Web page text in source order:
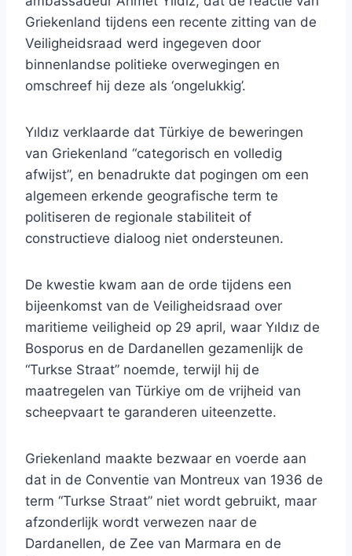
Griekenland tijdens een recente zitting van de
Veiligheidsraad werd ingegeven door
binnenlandse politieke overwegingen en
omschreef hij deze als ‘ongelukkig’.
Yıldız verklaarde dat Türkiye de beweringen
van Griekenland “categorisch en volledig
afwijst”, en benadrukte dat pogingen om een ​​
algemeen erkende geografische term te
politiseren de regionale stabiliteit of
constructieve dialoog niet ondersteunen.
De kwestie kwam aan de orde tijdens een
bijeenkomst van de Veiligheidsraad over
maritieme veiligheid op 29 april, waar Yıldız de
Bosporus en de Dardanellen gezamenlijk de
“Turkse Straat” noemde, terwijl hij de
maatregelen van Türkiye om de vrijheid van
scheepvaart te garanderen uiteenzette.
Griekenland maakte bezwaar en voerde aan
dat in de Conventie van Montreux van 1936 de
term “Turkse Straat” niet wordt gebruikt, maar
afzonderlijk wordt verwezen naar de
Dardanellen, de Zee van Marmara en de